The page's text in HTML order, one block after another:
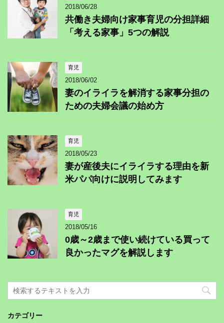
2018/06/28
共働き夫婦向け家事育児の分担詳細
「考える家事」5つの解説
育児
2018/06/02
妻のイライラを解消する家事分担の
ための夫婦会議の始め方
育児
2018/05/23
妻が産後夫にイライラする理由を新
米パパ向けに説明してみます
育児
2018/05/16
0歳～2歳まで使い続けている買って
良かったマグを解説します
カテゴリー